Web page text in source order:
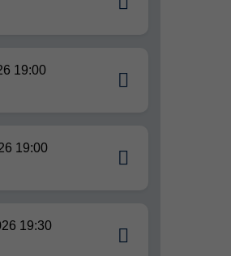
19:00
19:00
19:30